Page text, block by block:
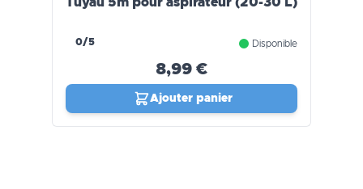
0/5 Disponible
8,99 €
Ajouter panier